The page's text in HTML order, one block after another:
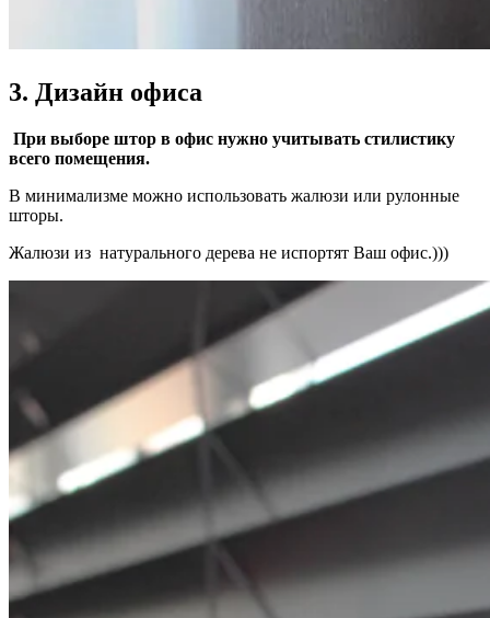
3. Дизайн офиса
При выборе штор в офис нужно учитывать стилистику
всего помещения.
В минимализме можно использовать жалюзи или рулонные
шторы.
Жалюзи из натурального дерева не испортят Ваш офис.)))